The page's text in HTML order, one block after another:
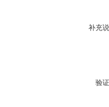
补充
验